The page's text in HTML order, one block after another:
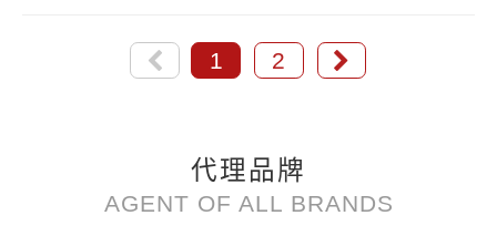
1 2
代理品牌
AGENT OF ALL BRANDS